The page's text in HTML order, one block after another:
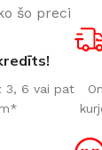
šo preci
3, 6 vai pat